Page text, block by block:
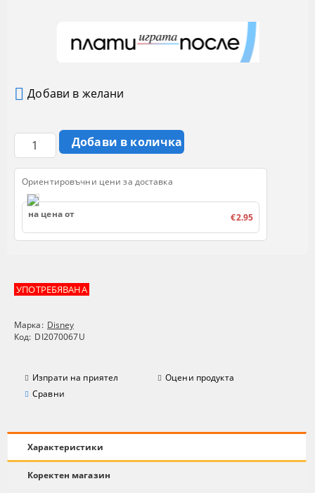
УПОТРЕБЯВАНА
Марка: Disney
Код: DI2070067U
Изпрати на приятел
Оцени продукта
Сравни
Добави в желани
Ориентировъчни цени за доставка
на цена от €2.95
Характеристики
Коректен магазин